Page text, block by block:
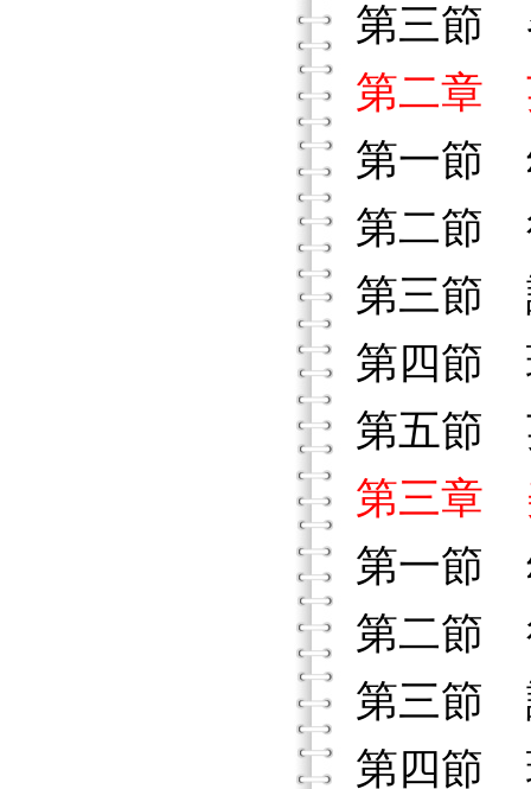
第三節
第二章
第一節
第二節
第三節
第四節
第五節
第三章
第一節
第二節
第三節
第四節